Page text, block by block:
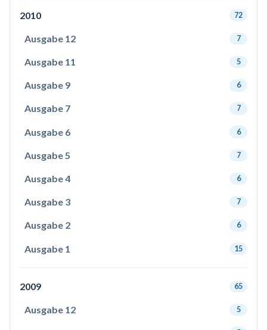
2010 72
Ausgabe 12 7
Ausgabe 11 5
Ausgabe 9 6
Ausgabe 7 7
Ausgabe 6 6
Ausgabe 5 7
Ausgabe 4 6
Ausgabe 3 7
Ausgabe 2 6
Ausgabe 1 15
2009 65
Ausgabe 12 5